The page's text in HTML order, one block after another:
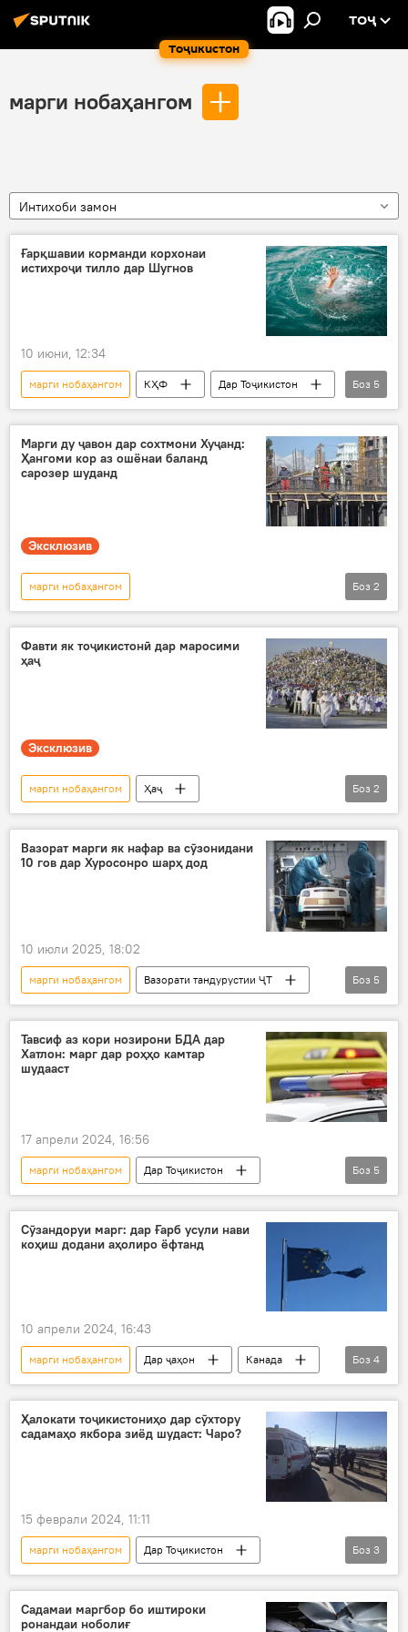
Тоҷикистон
ТОҶ
марги нобаҳангом
Интихоби замон
Ғарқшавии корманди корхонаи
истихроҷи тилло дар Шугнов
10 июни, 12:34
марги нобаҳангом КҲФ
Дар Тоҷикистон
ғарқшавӣ
ҳодисаи ғарқшавӣ
Шугнов
тило
Рӯйдод, ҷиноят ва ҳолатҳои фавқулода
Боз 5
Марги ду ҷавон дар сохтмони Хуҷанд:
Ҳангоми кор аз ошёнаи баланд
сарозер шуданд
Эксклюзив
марги нобаҳангом
Рӯйдод, ҷиноят ва ҳолатҳои фавқулода
Дар Тоҷикистон
Боз 2
Фавти як тоҷикистонӣ дар маросими
ҳаҷ
Эксклюзив
марги нобаҳангом
Ҳаҷ
Арабистони Саудӣ
Иҷтимоъ
Дин ва оин
Боз 2
Вазорат марги як нафар ва сӯзонидани
10 гов дар Хуросонро шарҳ дод
10 июли 2025, 18:02
марги нобаҳангом
Вазорати тандурустии ҶТ
бемор
беморхона
Тандурустӣ
Дар Тоҷикистон
Хуросон
Боз 5
Тавсиф аз кори нозирони БДА дар
Хатлон: марг дар роҳҳо камтар
шудааст
17 апрели 2024, 16:56
марги нобаҳангом
Дар Тоҷикистон
Нақлиёт
Хатлон
БДА
садама
нақлиёт
Боз 5
Cӯзандоруи марг: дар Ғарб усули нави
коҳиш додани аҳолиро ёфтанд
10 апрели 2024, 16:43
марги нобаҳангом Дар ҷаҳон
Канада
Аврупо
Нидерландия
Иҷтимоъ
Сутуннигор
Боз 4
Ҳалокати тоҷикистониҳо дар сӯхтору
садамаҳо якбора зиёд шудаст: Чаро?
15 феврали 2024, 11:11
марги нобаҳангом
Дар Тоҷикистон
садама
Рӯйдод, ҷиноят ва ҳолатҳои фавқулода
Боз 3
Садамаи маргбор бо иштироки
ронандаи ноболиғ